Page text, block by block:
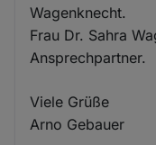
Wagenknecht.
Frau Dr. Sahra
Ansprechpartner.
Viele Grüße
Arno Gebauer